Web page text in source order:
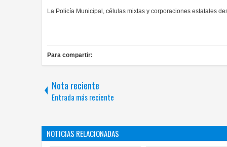
La Policía Municipal, células mixtas y corporaciones estatales
Para compartir:
Nota reciente
Entrada más reciente
NOTICIAS RELACIONADAS